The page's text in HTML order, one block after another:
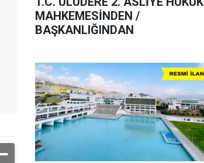
MAHKEMESİNDEN /
BAŞKANLIĞINDAN